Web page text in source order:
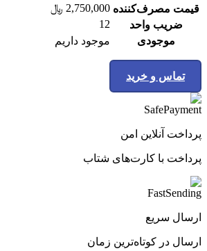
قیمت مصرف‌کننده 2,750,000 ﷼
ضریب واحد
12
موجودی
موجود داریم
تماس و خرید
پرداخت آنلاین امن
پرداخت با کارت‌های شتاب
ارسال سریع
ارسال در کوتاه‌ترین زمان